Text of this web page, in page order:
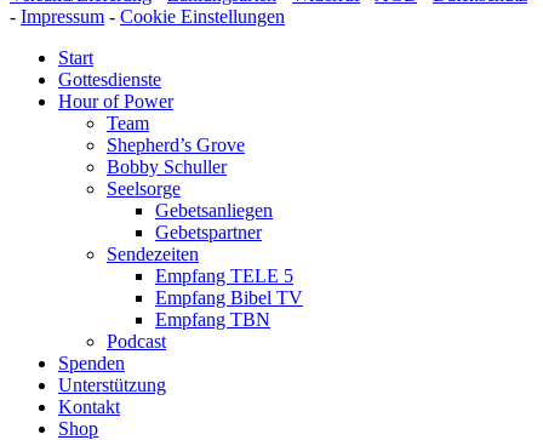
- Impressum - Cookie Einstellungen
Start
Gottesdienste
Hour of Power
Team
Shepherd’s Grove
Bobby Schuller
Seelsorge
Gebetsanliegen
Gebetspartner
Sendezeiten
Empfang TELE 5
Empfang Bibel TV
Empfang TBN
Podcast
Spenden
Unterstützung
Kontakt
Shop